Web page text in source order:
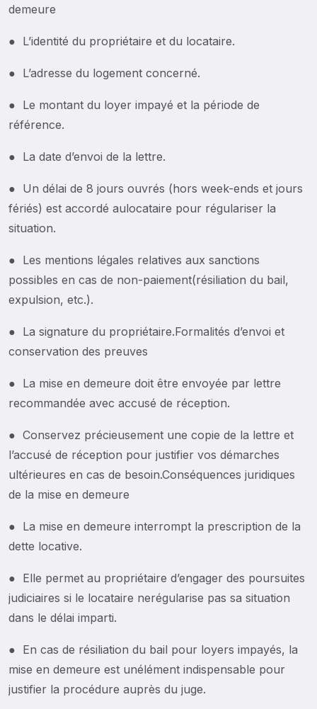
demeure
● L’identité du propriétaire et du locataire.
● L’adresse du logement concerné.
● Le montant du loyer impayé et la période de
référence.
● La date d’envoi de la lettre.
● Un délai de 8 jours ouvrés (hors week-ends et jours
fériés) est accordé aulocataire pour régulariser la
situation.
● Les mentions légales relatives aux sanctions
possibles en cas de non-paiement(résiliation du bail,
expulsion, etc.).
● La signature du propriétaire.Formalités d’envoi et
conservation des preuves
● La mise en demeure doit être envoyée par lettre
recommandée avec accusé de réception.
● Conservez précieusement une copie de la lettre et
l’accusé de réception pour justifier vos démarches
ultérieures en cas de besoin.Conséquences juridiques
de la mise en demeure
● La mise en demeure interrompt la prescription de la
dette locative.
● Elle permet au propriétaire d’engager des poursuites
judiciaires si le locataire nerégularise pas sa situation
dans le délai imparti.
● En cas de résiliation du bail pour loyers impayés, la
mise en demeure est unélément indispensable pour
justifier la procédure auprès du juge.